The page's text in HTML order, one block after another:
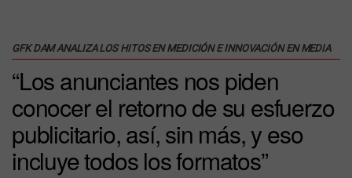
GFK DAM ANALIZA LOS HITOS EN MEDICIÓN E INNOVACIÓN EN MEDIA
“Los anunciantes nos piden
conocer el retorno de su esfuerzo
publicitario, así, sin más, y eso
incluye todos los formatos”